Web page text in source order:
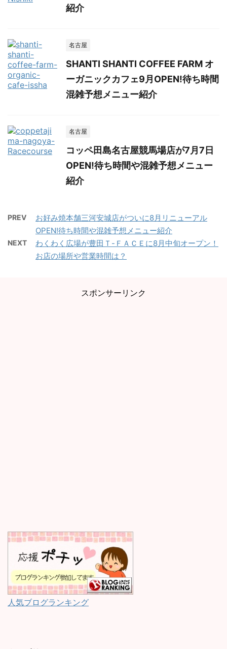
紹介
名古屋
SHANTI SHANTI COFFEE FARM オ
ーガニックカフェ9月OPEN!待ち時間
混雑予想メニュー紹介
名古屋
コッペ田島名古屋競馬場店が7月7日
OPEN!待ち時間や混雑予想メニュー
紹介
PREV
お好み焼本舗三河安城店がついに8月リニューアル
OPEN!待ち時間や混雑予想メニュー紹介
NEXT
わくわく広場が豊田Ｔ-ＦＡＣＥに8月中旬オープン！
お店の場所や営業時間は？
スポンサーリンク
人気ブログランキング